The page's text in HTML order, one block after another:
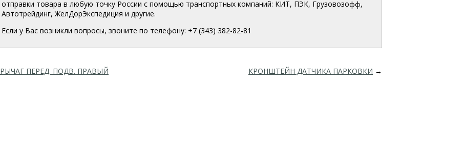
отправки товара в любую точку России с помощью транспортных компаний: КИТ, ПЭК, Грузовозофф,
Автотрейдинг, ЖелДорЭкспедиция и другие.
Если у Вас возникли вопросы, звоните по телефону: +7 (343) 382-82-81
РЫЧАГ ПЕРЕД. ПОДВ. ПРАВЫЙ КРОНШТЕЙН ДАТЧИКА ПАРКОВКИ →